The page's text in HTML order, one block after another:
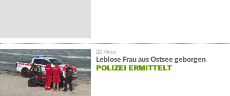
Leblose Frau aus Ostsee geborgen
POLIZEI ERMITTELT